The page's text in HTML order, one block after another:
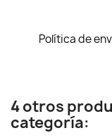
Política de
4 otros
categoría: